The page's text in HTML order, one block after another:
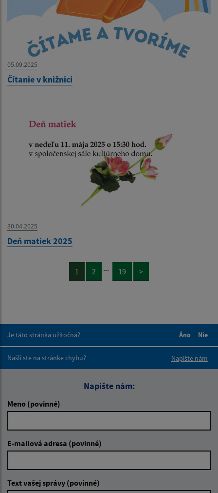
05.09.2025
Čítanie v knižnici
30.04.2025
Deň matiek 2025
1 2 ... 19 >
Je táto stránka užitočná?
Áno
Nie
Našli ste na stránke chybu?
Napíšte nám
Napíšte nám:
Meno (povinné)
E-mailová adresa (povinné)
Text vašej správy (povinné)